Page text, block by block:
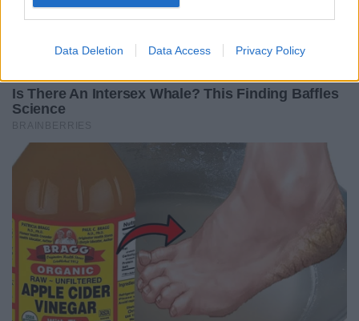
Data Deletion Data Access Privacy Policy